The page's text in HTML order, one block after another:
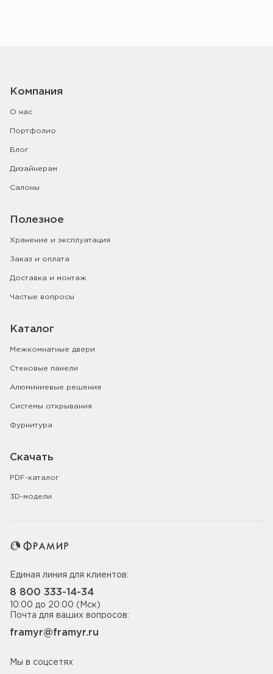
Компания
О нас
Портфолио
Блог
Дизайнерам
Салоны
Полезное
Хранение и эксплуатация
Заказ и оплата
Доставка и монтаж
Частые вопросы
Каталог
Межкомнатные двери
Стеновые панели
Алюминиевые решения
Системы открывания
Фурнитура
Скачать
PDF-каталог
3D-модели
Единая линия для клиентов:
8 800 333-14-34
10:00 до 20:00 (Мск)
Почта для ваших вопросов:
framyr@framyr.ru
Мы в соцсетях